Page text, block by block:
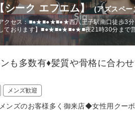
ーク エフエム】 (アズスペー
クセス：■●★■●★■●★西八王子駅南口徒歩3
ております】■●★■●★■●★■夜21時30分まで
も多数有♦髪質や骨格に合わ
メンズ歓迎
ズのお客様多く御来店◆女性用クー